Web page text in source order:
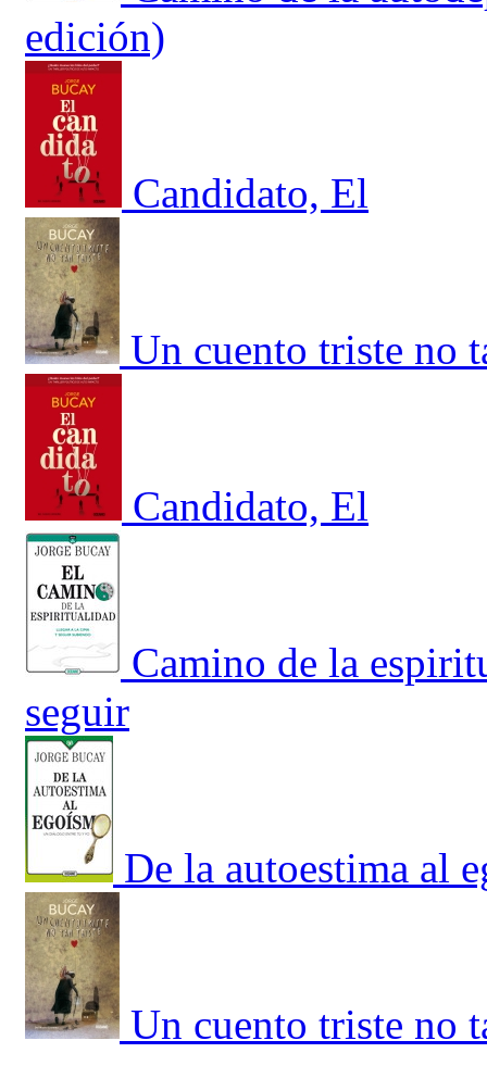
edición)
Candidato, El
Un cuento triste no
Candidato, El
Camino de la
seguir
De la autoestima al
Un cuento triste no